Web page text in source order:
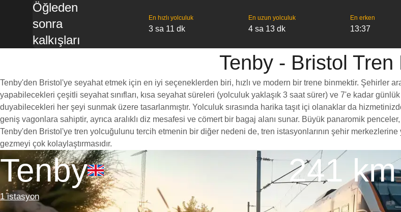
Öğleden
sonra
kalkışları
En hızlı yolculuk
3 sa 11 dk
En uzun yolculuk
4 sa 13 dk
En erken
13:37
Tenby - Bristol Tren
Tenby'den Bristol'ye seyahat etmek için en iyi seçeneklerden biri, hızlı ve modern bir trene binmektir. Şehirler
yapabilecekleri çeşitli seyahat sınıfları, kısa seyahat süreleri (yolculuk yaklaşık 3 saat sürer) ve 7'e kadar
duyabilecekleri her şeyi sunmak üzere tasarlanmıştır. Yolculuk sırasında harika taşıt içi olanaklar da
geniş vagonlara sahiptir, ayrıca aralıklı diz mesafesi ve cömert bir bagaj alanı sunar. Büyük panaromik
Tenby'den Bristol'ye tren yolcuğulunu tercih etmenin bir diğer nedeni de, tren istasyonlarının şehir
gezmeyi çok kolaylaştırmasıdır.
Tenby
1 istasyon
241 km